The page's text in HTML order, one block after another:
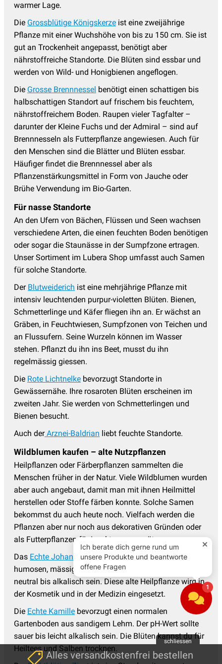
warmer Lage.
Die Grossblütige Königskerze ist eine zweijährige
Pflanze mit einer Wuchshöhe von bis zu 150 cm. Sie ist
gut an Trockenheit angepasst, benötigt aber
nährstoffreiche Standorte. Die Blüten sind essbar und
werden von Wild- und Honigbienen angeflogen.
Die Grosse Brennnessel benötigt einen schattigen bis
halbschattigen Standort auf frischem bis feuchtem,
nährstoffreichem Boden. Raupen vieler Tagfalter –
darunter der Kleine Fuchs und der Admiral – sind auf
Brennnesseln als Futterpflanze angewiesen. Auch für
den Menschen sind die Blätter und Blüten essbar.
Häufiger findet die Brennnessel aber als
Pflanzenstärkungsmittel in Form von Jauche oder
Brühe Verwendung im Bio-Garten.
Für nasse Standorte
An den Ufern von Bächen, Flüssen und Seen wachsen
verschiedene Arten, die einen feuchten Boden benötigen
oder sogar die Staunässe in der Sumpfzone ertragen.
Unser Sortiment im Lubera Shop umfasst auch Samen
für solche Standorte.
Der Blutweiderich ist eine mehrjährige Pflanze mit
intensiv leuchtenden purpur-violetten Blüten. Bienen,
Schmetterlinge und Käfer fliegen ihn an. Er wächst an
Gräben, in Feuchtwiesen, Sumpfzonen von Teichen und
an Flussufern. Seine Wurzeln können im Wasser
stehen. Pflanzt du ihn ins Beet, musst du ihn
regelmässig giessen.
Die Rote Lichtnelke bevorzugt Standorte in
Gewässernähe. Ihre rosaroten Blüten erscheinen im
zweiten Jahr. Sie werden von Schmetterlingen und
Bienen besucht.
Auch derArznei-Baldrian liebt feuchte Standorte.
Wildblumen kaufen – alte Nutzpflanzen
Heilpflanzen oder Färberpflanzen sammelten die
Menschen früher in der Natur. Viele Wildblumen wurden
aber auch angebaut, damit man mit ihnen Heilmittel
herstellen oder Stoffe färben konnte. Solche Samen
bekommst du auch heute noch. Vielfach werden die
Pflanzen aber nur noch aus dekorativen Gründen oder
als Futterpflanzen für Insekten ausgesät.
Das Echte Johanniskrautbenötigt zum Gedeihen einen
humosen, mässig frischen Boden. Der pH-Wert sollte
neutral bis alkalisch sein. Diese alte Heilpflanze wird in
der Kosmetik und in der Medizin eingesetzt.
Die Echte Kamille bevorzugt einen normalen
Gartenboden aus sandigem Lehm. Der pH-Wert sollte
sauer bis leicht alkalisch sein. Die Blüten kannst du für
Heiltees und Salben trocknen.
schliessen
Alles versandkostenfrei bestellen